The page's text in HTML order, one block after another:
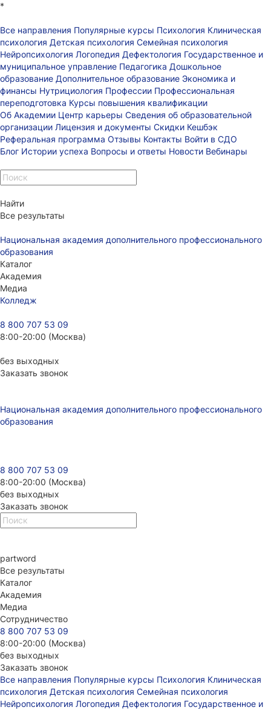
*
Все направления Популярные курсы Психология Клиническая
психология Детская психология Семейная психология
Нейропсихология Логопедия Дефектология Государственное и
муниципальное управление Педагогика Дошкольное
образование Дополнительное образование Экономика и
финансы Нутрициология Профессии Профессиональная
переподготовка Курсы повышения квалификации
Об Академии Центр карьеры Сведения об образовательной
организации Лицензия и документы Скидки Кешбэк
Реферальная программа Отзывы Контакты Войти в СДО
Блог Истории успеха Вопросы и ответы Новости Вебинары
Найти
Все результаты
Национальная академия дополнительного профессионального
образования
Каталог
Академия
Медиа
Колледж
8 800 707 53 09
8:00-20:00 (Москва)
без выходных
Заказать звонок
Национальная академия дополнительного профессионального
образования
8 800 707 53 09
8:00-20:00 (Москва)
без выходных
Заказать звонок
partword
Все результаты
Каталог
Академия
Медиа
Сотрудничество
8 800 707 53 09
8:00-20:00 (Москва)
без выходных
Заказать звонок
Все направления Популярные курсы Психология Клиническая
психология Детская психология Семейная психология
Нейропсихология Логопедия Дефектология Государственное и